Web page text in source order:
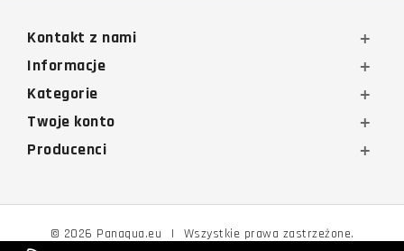
Kontakt z nami
Informacje
Kategorie
Twoje konto
Producenci
© 2026 Panaqua.eu | Wszystkie prawa zastrzeżone.